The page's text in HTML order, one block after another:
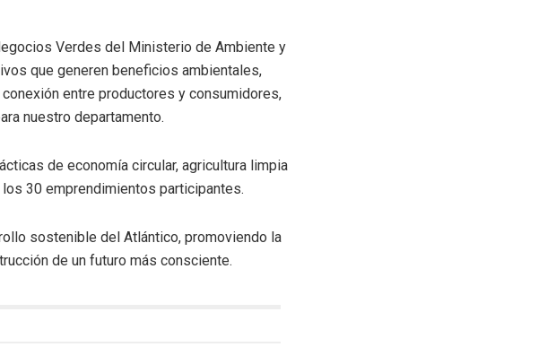
Verdes del Ministerio de Ambiente y
que generen beneficios ambientales,
entre productores y consumidores,
nuestro departamento.
de economía circular, agricultura limpia
30 emprendimientos participantes.
sostenible del Atlántico, promoviendo la
de un futuro más consciente.